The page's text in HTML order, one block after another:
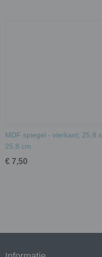
MDF spiegel - vierkant; 25,8 x
25,8 cm
€ 7,50